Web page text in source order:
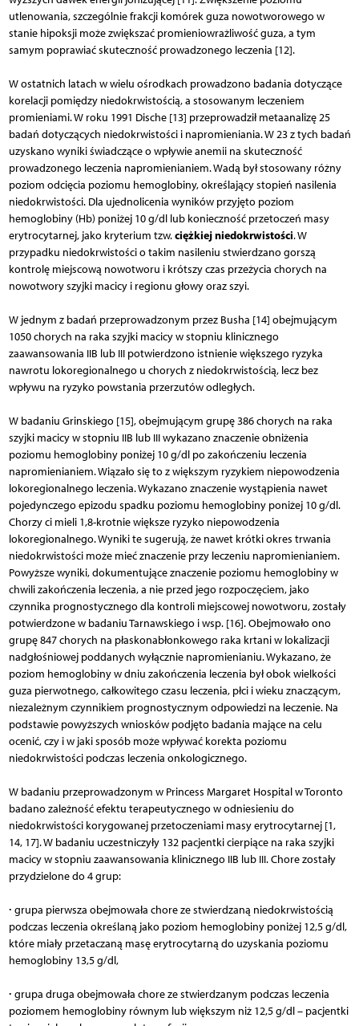
utlenowania, szczególnie frakcji komórek guza nowotworowego w
stanie hipoksji może zwiększać promieniowrażliwość guza, a tym
samym poprawiać skuteczność prowadzonego leczenia [12].
W ostatnich latach w wielu ośrodkach prowadzono badania dotyczące
korelacji pomiędzy niedokrwistością, a stosowanym leczeniem
promieniami. W roku 1991 Dische [13] przeprowadził metaanalizę 25
badań dotyczących niedokrwistości i napromieniania. W 23 z tych badań
uzyskano wyniki świadczące o wpływie anemii na skuteczność
prowadzonego leczenia napromienianiem. Wadą był stosowany różny
poziom odcięcia poziomu hemoglobiny, określający stopień nasilenia
niedokrwistości. Dla ujednolicenia wyników przyjęto poziom
hemoglobiny (Hb) poniżej 10 g/dl lub konieczność przetoczeń masy
erytrocytarnej, jako kryterium tzw.ciężkiej niedokrwistości. W
przypadku niedokrwistości o takim nasileniu stwierdzano gorszą
kontrolę miejscową nowotworu i krótszy czas przeżycia chorych na
nowotwory szyjki macicy i regionu głowy oraz szyi.
W jednym z badań przeprowadzonym przez Busha [14] obejmującym
1050 chorych na raka szyjki macicy w stopniu klinicznego
zaawansowania IIB lub III potwierdzono istnienie większego ryzyka
nawrotu lokoregionalnego u chorych z niedokrwistością, lecz bez
wpływu na ryzyko powstania przerzutów odległych.
W badaniu Grinskiego [15], obejmującym grupę 386 chorych na raka
szyjki macicy w stopniu IIB lub III wykazano znaczenie obniżenia
poziomu hemoglobiny poniżej 10 g/dl po zakończeniu leczenia
napromienianiem. Wiązało się to z większym ryzykiem niepowodzenia
lokoregionalnego leczenia. Wykazano znaczenie wystąpienia nawet
pojedynczego epizodu spadku poziomu hemoglobiny poniżej 10 g/dl.
Chorzy ci mieli 1,8-krotnie większe ryzyko niepowodzenia
lokoregionalnego. Wyniki te sugerują, że nawet krótki okres trwania
niedokrwistości może mieć znaczenie przy leczeniu napromienianiem.
Powyższe wyniki, dokumentujące znaczenie poziomu hemoglobiny w
chwili zakończenia leczenia, a nie przed jego rozpoczęciem, jako
czynnika prognostycznego dla kontroli miejscowej nowotworu, zostały
potwierdzone w badaniu Tarnawskiego i wsp. [16]. Obejmowało ono
grupę 847 chorych na płaskonabłonkowego raka krtani w lokalizacji
nadgłośniowej poddanych wyłącznie napromienianiu. Wykazano, że
poziom hemoglobiny w dniu zakończenia leczenia był obok wielkości
guza pierwotnego, całkowitego czasu leczenia, płci i wieku znaczącym,
niezależnym czynnikiem prognostycznym odpowiedzi na leczenie. Na
podstawie powyższych wniosków podjęto badania mające na celu
ocenić, czy i w jaki sposób może wpływać korekta poziomu
niedokrwistości podczas leczenia onkologicznego.
W badaniu przeprowadzonym w Princess Margaret Hospital w Toronto
badano zależność efektu terapeutycznego w odniesieniu do
niedokrwistości korygowanej przetoczeniami masy erytrocytarnej [1,
14, 17]. W badaniu uczestniczyły 132 pacjentki cierpiące na raka szyjki
macicy w stopniu zaawansowania klinicznego IIB lub III. Chore zostały
przydzielone do 4 grup:
∙ grupa pierwsza obejmowała chore ze stwierdzaną niedokrwistością
podczas leczenia określaną jako poziom hemoglobiny poniżej 12,5 g/dl,
które miały przetaczaną masę erytrocytarną do uzyskania poziomu
hemoglobiny 13,5 g/dl,
∙ grupa druga obejmowała chore ze stwierdzanym podczas leczenia
poziomem hemoglobiny równym lub większym niż 12,5 g/dl – pacjentki